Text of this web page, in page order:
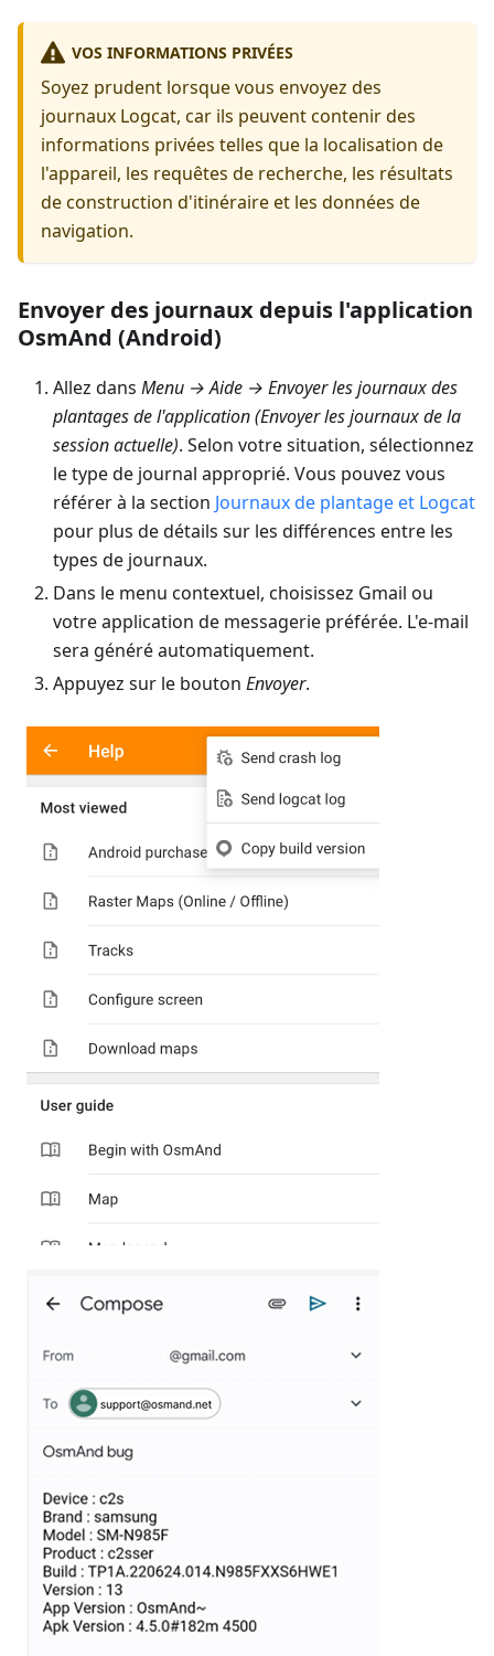
VOS INFORMATIONS PRIVÉES
Soyez prudent lorsque vous envoyez des
journaux Logcat, car ils peuvent contenir des
informations privées telles que la localisation de
l'appareil, les requêtes de recherche, les résultats
de construction d'itinéraire et les données de
navigation.
Envoyer des journaux depuis l'application
OsmAnd (Android)
Allez dans Menu → Aide → Envoyer les journaux des
plantages de l'application(Envoyer les journaux de la
session actuelle). Selon votre situation, sélectionnez
le type de journal approprié. Vous pouvez vous
référer à la section Journaux de plantage et Logcat
pour plus de détails sur les différences entre les
types de journaux.
Dans le menu contextuel, choisissez Gmail ou
votre application de messagerie préférée. L'e-mail
sera généré automatiquement.
Appuyez sur le bouton Envoyer.